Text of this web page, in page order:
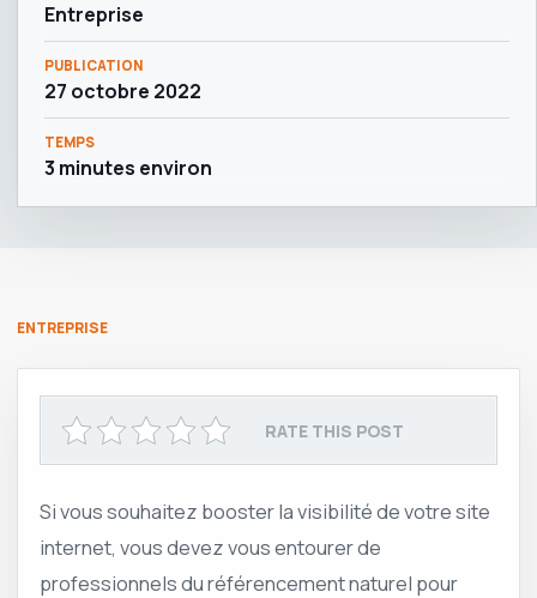
Entreprise
PUBLICATION
27 octobre 2022
TEMPS
3 minutes environ
ENTREPRISE
RATE THIS POST
Si vous souhaitez booster la visibilité de votre site
internet, vous devez vous entourer de
professionnels du référencement naturel pour